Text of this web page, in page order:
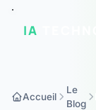
IA
Accueil
Le
Blog